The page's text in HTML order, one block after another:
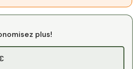
plus!